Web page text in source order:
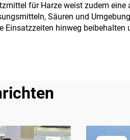
für Harze weist zudem eine
Säuren und
hinweg beibehalten